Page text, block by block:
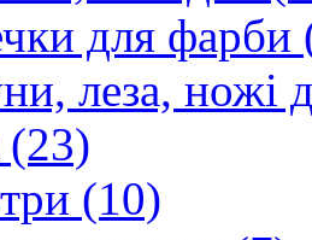
для фарби
леза, ножі
(23)
(10)